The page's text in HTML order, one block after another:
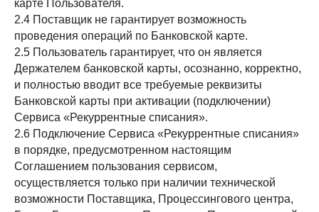
карте Пользователя.
2.4 Поставщик не гарантирует возможность
проведения операций по Банковской карте.
2.5 Пользователь гарантирует, что он является
Держателем банковской карты, осознанно, корректно,
и полностью вводит все требуемые реквизиты
Банковской карты при активации (подключении)
Сервиса «Рекуррентные списания».
2.6 Подключение Сервиса «Рекуррентные списания»
в порядке, предусмотренном настоящим
Соглашением пользования сервисом,
осуществляется только при наличии технической
возможности Поставщика, Процессингового центра,